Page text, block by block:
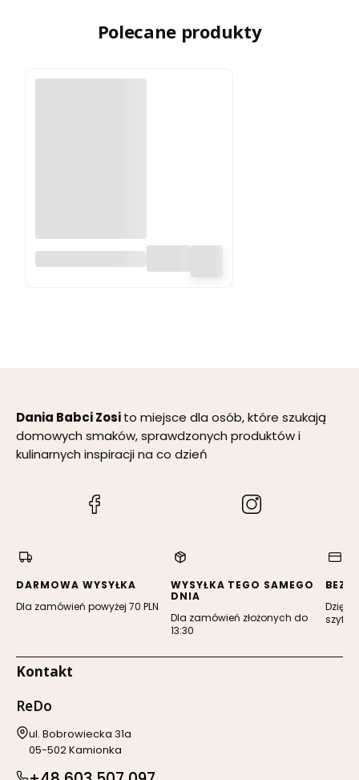
Polecane produkty
Jaglanka
Rozgrzewająca z
Dania Babci Zosito miejsce dla osób, które szukają
domowych smaków, sprawdzonych produktów i
kulinarnych inspiracji na co dzień
(Otwiera
DARMOWA WYSYŁKA
Dla zamówień powyżej 70 PLN
WYSYŁKA TEGO SAMEGO
DNIA
Dla zamówień złożonych do
13:30
Dzięki
Kontakt
ReDo
Adres:
ul. Bobrowiecka 31a
05-502 Kamionka